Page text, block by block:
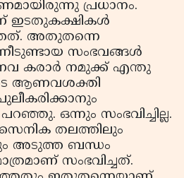
പ്രധാനം.
ഇടതുകക്ഷികള്‍
അതുതന്നെ
സംഭവങ്ങള്‍
കരാര്‍ നമുക്ക് എന്തു
ആണവശക്തി
ഒന്നും സംഭവിച്ചില്ല.
തലത്തിലും
അടുത്ത ബന്ധം
സംഭവിച്ചത്.